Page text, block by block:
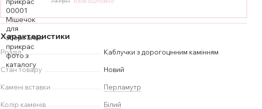
Характеристики
Розділ Каблучки з дорогоцінним камінням
Стан товару Новий
Камені вставки Перламутр
Колір каменів Білий